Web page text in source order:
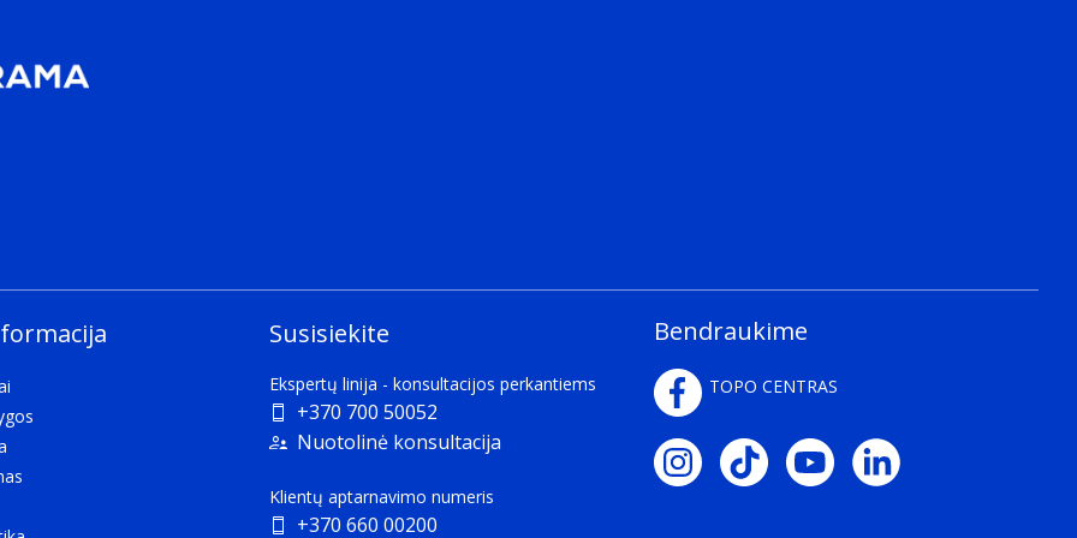
Susisiekite
Ekspertų linija - konsultacijos perkantiems
+370 700 50052
Nuotolinė konsultacija
Klientų aptarnavimo numeris
+370 660 00200
Bendraukime
TOPO CENTRAS